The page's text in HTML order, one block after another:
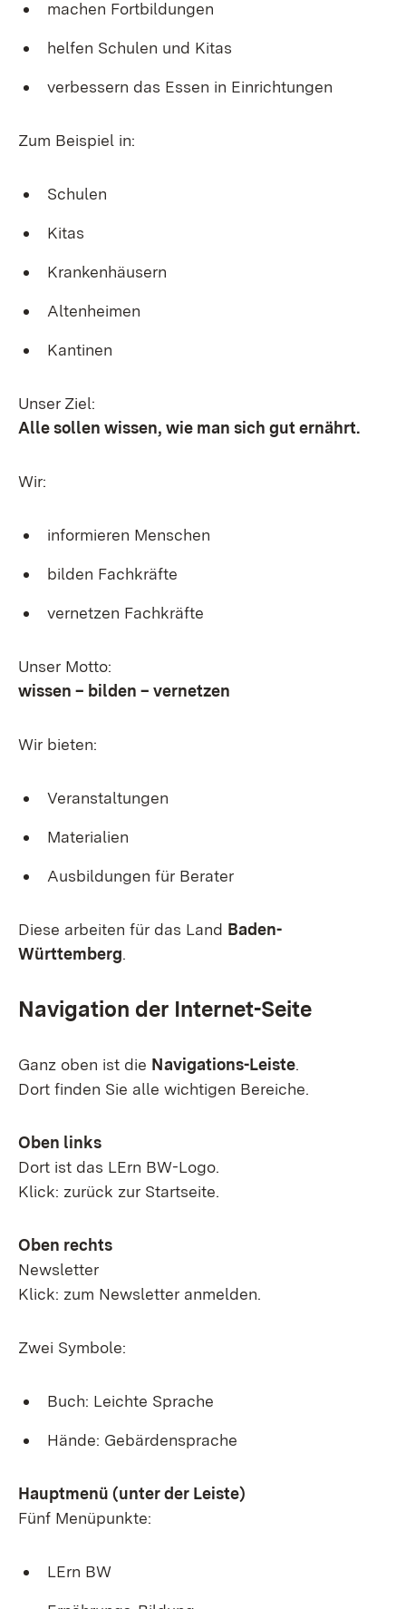
machen Fortbildungen
helfen Schulen und Kitas
verbessern das Essen in Einrichtungen
Zum Beispiel in:
Schulen
Kitas
Krankenhäusern
Altenheimen
Kantinen
Unser Ziel:
Alle sollen wissen, wie man sich gut ernährt.
Wir:
informieren Menschen
bilden Fachkräfte
vernetzen Fachkräfte
Unser Motto:
wissen – bilden – vernetzen
Wir bieten:
Veranstaltungen
Materialien
Ausbildungen für Berater
Diese arbeiten für das Land Baden-
Württemberg.
Navigation der Internet-Seite
Ganz oben ist die Navigations-Leiste.
Dort finden Sie alle wichtigen Bereiche.
Oben links
Dort ist das LErn BW-Logo.
Klick: zurück zur Startseite.
Oben rechts
Newsletter
Klick: zum Newsletter anmelden.
Zwei Symbole:
Buch: Leichte Sprache
Hände: Gebärdensprache
Hauptmenü (unter der Leiste)
Fünf Menüpunkte:
LErn BW